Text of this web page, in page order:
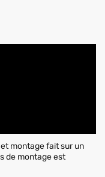
montage fait sur un
de montage est